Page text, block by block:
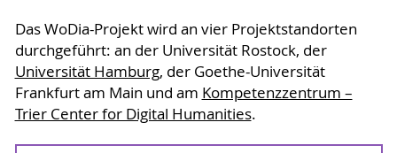
Das WoDia-Projekt wird an vier Projektstandorten
durchgeführt: an der Universität Rostock, der
Universität Hamburg, der Goethe-Universität
Frankfurt am Main und am Kompetenzzentrum –
Trier Center for Digital Humanities.